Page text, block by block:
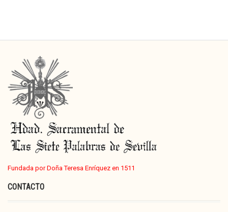
Fundada por Doña Teresa Enríquez en 1511
CONTACTO